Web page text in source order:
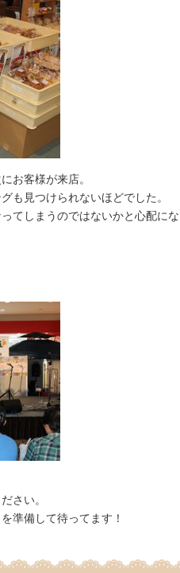
お客様が来店。
も見つけられないほどでした。
てしまうのではないかと心配にな
さい。
準備して待ってます！